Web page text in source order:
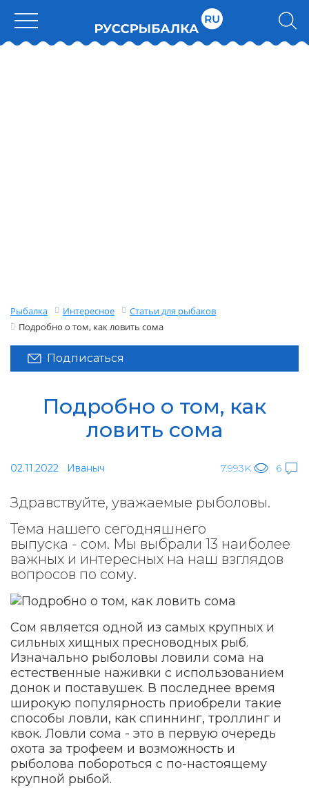
Рыбалка Интересное
Статьи для рыбаков
Подробно о том, как ловить сома
Подписаться
Подробно о том, как
ловить сома
02.11.2022 Иваныч 7.993K 6
Здравствуйте, уважаемые рыболовы.
Тема нашего сегодняшнего
выпуска - сом. Мы выбрали 13 наиболее
важных и интересных на наш взглядов
вопросов по сому.
Сом является одной из самых крупных и
сильных хищных пресноводных рыб.
Изначально рыболовы ловили сома на
естественные наживки с использованием
донок и поставушек. В последнее время
широкую популярность приобрели такие
способы ловли, как спиннинг, троллинг и
квок. Ловли сома - это в первую очередь
охота за трофеем и возможность и
рыболова побороться с по-настоящему
крупной рыбой.